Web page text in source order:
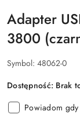
Adapter
3800
Symbol: 48062-0
Dostępność: Brak
Powiadom